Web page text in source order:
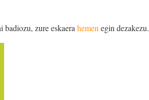
badiozu, zure eskaera hemen egin dezakezu.